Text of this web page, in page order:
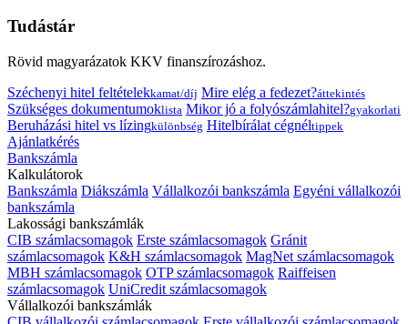
Tudástár
Rövid magyarázatok KKV finanszírozáshoz.
Széchenyi hitel feltételekkamat/díj Mire elég a fedezet?áttekintés
Szükséges dokumentumoklista Mikor jó a folyószámlahitel?gyakorlati
Beruházási hitel vs lízingkülönbség Hitelbírálat cégnéltippek
Ajánlatkérés
Bankszámla
Kalkulátorok
Bankszámla Diákszámla Vállalkozói bankszámla Egyéni vállalkozói
bankszámla
Lakossági bankszámlák
CIB számlacsomagok Erste számlacsomagok Gránit
számlacsomagok K&H számlacsomagok MagNet számlacsomagok
MBH számlacsomagok OTP számlacsomagok Raiffeisen
számlacsomagok UniCredit számlacsomagok
Vállalkozói bankszámlák